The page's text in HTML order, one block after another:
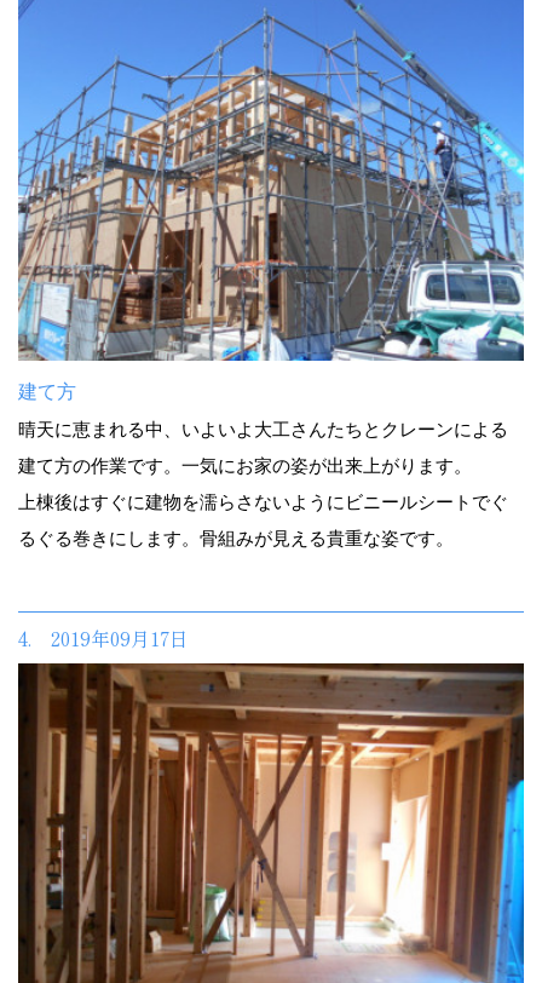
建て方
晴天に恵まれる中、いよいよ大工さんたちとクレーンによる
建て方の作業です。一気にお家の姿が出来上がります。
上棟後はすぐに建物を濡らさないようにビニールシートでぐ
るぐる巻きにします。骨組みが見える貴重な姿です。
4. 2019年09月17日